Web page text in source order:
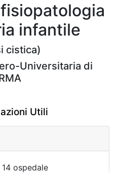
infantile
cistica)
Universitaria di
Utili
ospedale